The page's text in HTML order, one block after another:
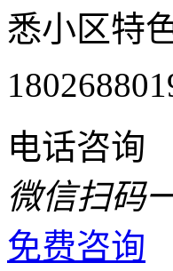
悉小区特
电话咨询
微信扫码
免费咨询